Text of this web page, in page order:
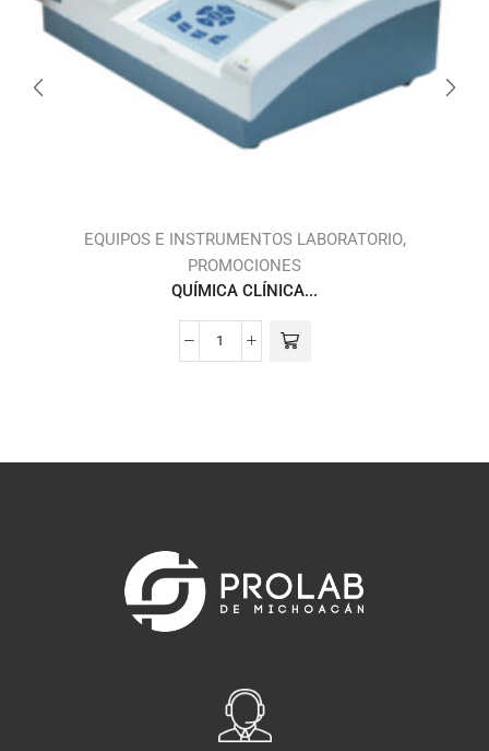
EQUIPOS E INSTRUMENTOS LABORATORIO,
PROMOCIONES
QUÍMICA CLÍNICA...